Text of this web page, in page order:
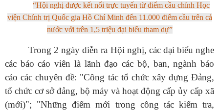
“Hội nghị được kết nối trực tuyến từ điểm cầu chính Học
viện Chính trị Quốc gia Hồ Chí Minh đến 11.000 điểm cầu trên cả
nước với trên 1,5 triệu đại biểu tham dự”
Trong 2 ngày diễn ra Hội nghị, các đại biểu nghe
các báo cáo viên là lãnh đạo các bộ, ban, ngành báo
cáo các chuyên đề: "Công tác tổ chức xây dựng Đảng,
tổ chức cơ sở đảng, bộ máy và hoạt động cấp ủy cấp xã
(mới)"; "Những điểm mới trong công tác kiểm tra,